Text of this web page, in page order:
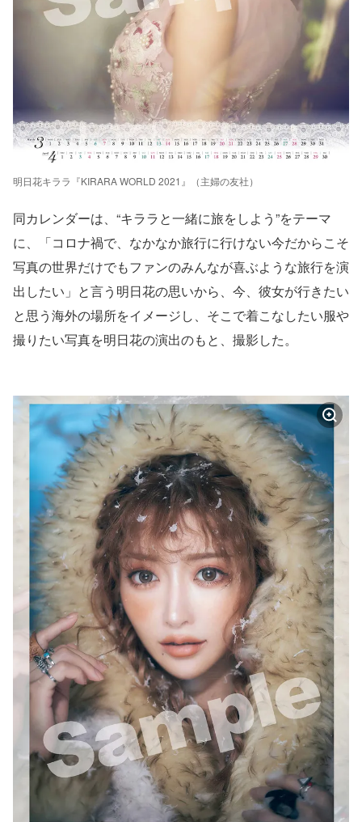
明日花キララ『KIRARA WORLD 2021』（主婦の友社）
同カレンダーは、“キララと一緒に旅をしよう”をテーマ
に、「コロナ禍で、なかなか旅行に行けない今だからこそ
写真の世界だけでもファンのみんなが喜ぶような旅行を演
出したい」と言う明日花の思いから、今、彼女が行きたい
と思う海外の場所をイメージし、そこで着こなしたい服や
撮りたい写真を明日花の演出のもと、撮影した。